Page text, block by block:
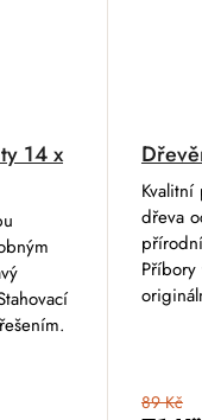
14 x
89 Kč
dřeva